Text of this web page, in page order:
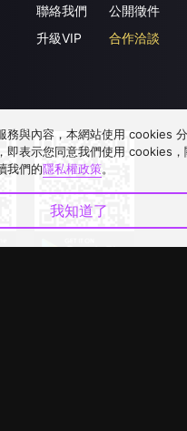
聯絡我們
升級VIP
公開徵件
合作洽談
務與內容，本網站使用 cookies
即表示您同意我們使用 cookies，
我們的隱私權政策。
我知道了